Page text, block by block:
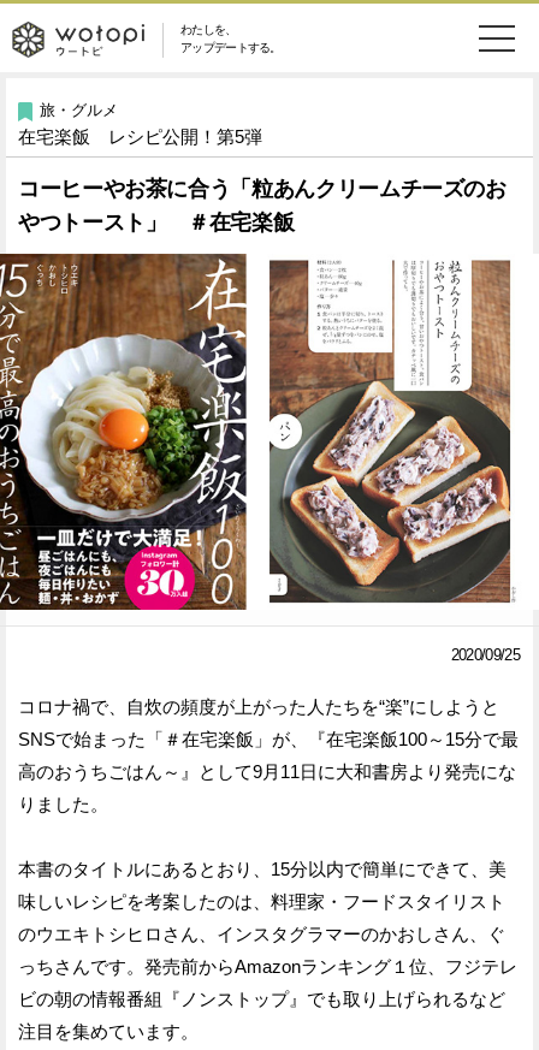
わたしを、
アップデートする。
wotopi
-
ウ
ー
ト
ピ
メ
ニ
ュ
ー
恋愛・結婚
美容・コスメ 妊娠・出産
健康
ライフスタイル ファッション
ソーシャル SDGs
アイテム
検
索
ウートピとは？
Facebook
ェ
ア
Twitter
ェ
ア
旅・グルメ
在宅楽飯 レシピ公開！第5弾
コーヒーやお茶に合う「粒あんクリームチーズのお
やつトースト」 ＃在宅楽飯
2020/09/25
コロナ禍で、自炊の頻度が上がった人たちを“楽”にしようと
SNSで始まった「＃在宅楽飯」が、『在宅楽飯100～15分で最
高のおうちごはん～』として9月11日に大和書房より発売にな
りました。
本書のタイトルにあるとおり、15分以内で簡単にできて、美
味しいレシピを考案したのは、料理家・フードスタイリスト
のウエキトシヒロさん、インスタグラマーのかおしさん、ぐ
っちさんです。発売前からAmazonランキング１位、フジテレ
ビの朝の情報番組『ノンストップ』でも取り上げられるなど
注目を集めています。